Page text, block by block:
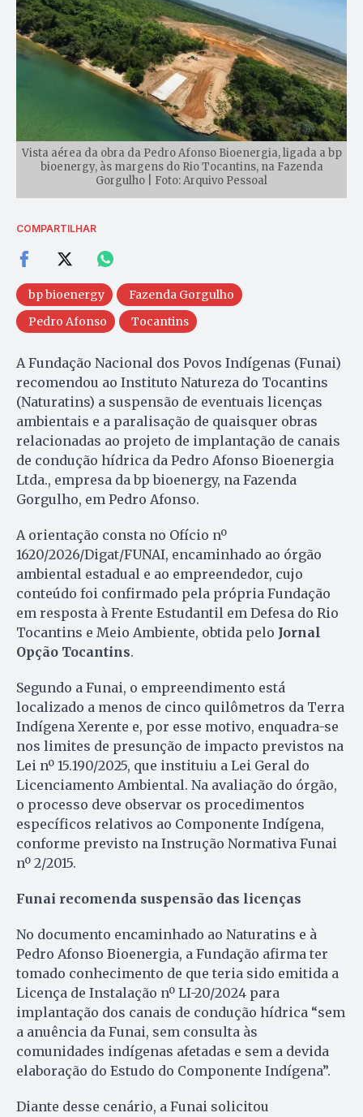
Vista aérea da obra da Pedro Afonso Bioenergia, ligada a bp
bioenergy, às margens do Rio Tocantins, na Fazenda
Gorgulho | Foto: Arquivo Pessoal
COMPARTILHAR
bp bioenergy
Fazenda Gorgulho
Pedro Afonso
Tocantins
A Fundação Nacional dos Povos Indígenas (Funai)
recomendou ao Instituto Natureza do Tocantins
(Naturatins) a suspensão de eventuais licenças
ambientais e a paralisação de quaisquer obras
relacionadas ao projeto de implantação de canais
de condução hídrica da Pedro Afonso Bioenergia
Ltda., empresa da bp bioenergy, na Fazenda
Gorgulho, em Pedro Afonso.
A orientação consta no Ofício nº
1620/2026/Digat/FUNAI, encaminhado ao órgão
ambiental estadual e ao empreendedor, cujo
conteúdo foi confirmado pela própria Fundação
em resposta à Frente Estudantil em Defesa do Rio
Tocantins e Meio Ambiente, obtida pelo Jornal
Opção Tocantins.
Segundo a Funai, o empreendimento está
localizado a menos de cinco quilômetros da Terra
Indígena Xerente e, por esse motivo, enquadra-se
nos limites de presunção de impacto previstos na
Lei nº 15.190/2025, que instituiu a Lei Geral do
Licenciamento Ambiental. Na avaliação do órgão,
o processo deve observar os procedimentos
específicos relativos ao Componente Indígena,
conforme previsto na Instrução Normativa Funai
nº 2/2015.
Funai recomenda suspensão das licenças
No documento encaminhado ao Naturatins e à
Pedro Afonso Bioenergia, a Fundação afirma ter
tomado conhecimento de que teria sido emitida a
Licença de Instalação nº LI-20/2024 para
implantação dos canais de condução hídrica “sem
a anuência da Funai, sem consulta às
comunidades indígenas afetadas e sem a devida
elaboração do Estudo do Componente Indígena”.
Diante desse cenário, a Funai solicitou